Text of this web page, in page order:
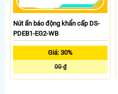
Nút ấn báo động khẩn cấp DS-
PDEB1-EG2-WB
Giá: 30%
00 ₫